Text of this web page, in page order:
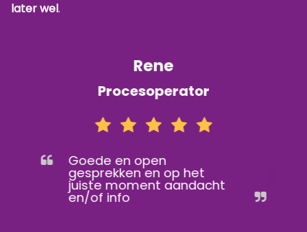
later wel.
Rene
Procesoperator
Goede en open
gesprekken en op het
juiste moment aandacht
en/of info